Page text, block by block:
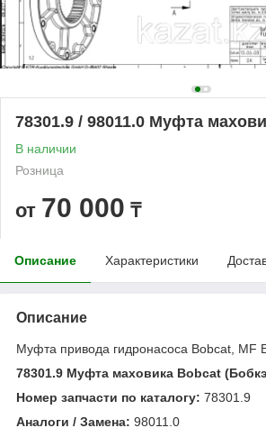
78301.9 / 98011.0 Муфта
В наличии
Розница
от 70 000 ₸
Описание Характеристики
Описание
Муфта привода гидронасоса Bobcat, MF
78301.9 Муфта маховика Bobcat
Номер запчасти по каталогу: 78301.9
Аналоги / Замена: 98011.0